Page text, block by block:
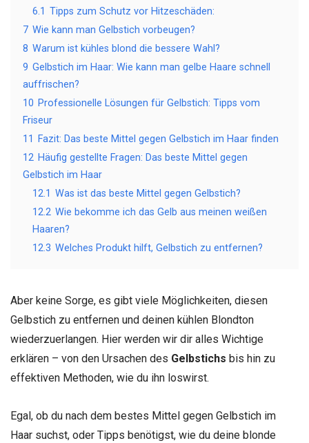
6.1 Tipps zum Schutz vor Hitzeschäden:
7 Wie kann man Gelbstich vorbeugen?
8 Warum ist kühles blond die bessere Wahl?
9 Gelbstich im Haar: Wie kann man gelbe Haare schnell
auffrischen?
10 Professionelle Lösungen für Gelbstich: Tipps vom
Friseur
11
Fazit: Das beste Mittel gegen Gelbstich im Haar finden
12 Häufig gestellte Fragen: Das beste Mittel gegen
Gelbstich im Haar
12.1 Was ist das beste Mittel gegen Gelbstich?
12.2 Wie bekomme ich das Gelb aus meinen weißen
Haaren?
12.3 Welches Produkt hilft, Gelbstich zu entfernen?
Aber keine Sorge, es gibt viele Möglichkeiten, diesen
Gelbstich zu entfernen und deinen kühlen Blondton
wiederzuerlangen. Hier werden wir dir alles Wichtige
erklären – von den Ursachen des Gelbstichs bis hin zu
effektiven Methoden, wie du ihn loswirst.
Egal, ob du nach dem bestes Mittel gegen Gelbstich im
Haar suchst, oder Tipps benötigst, wie du deine blonde